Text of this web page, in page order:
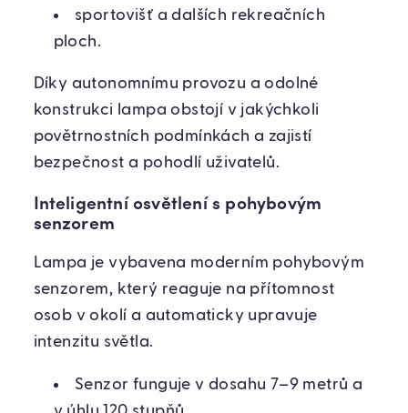
sportovišť a dalších rekreačních
ploch.
Díky autonomnímu provozu a odolné
konstrukci lampa obstojí v jakýchkoli
povětrnostních podmínkách a zajistí
bezpečnost a pohodlí uživatelů.
Inteligentní osvětlení s pohybovým
senzorem
Lampa je vybavena moderním pohybovým
senzorem, který reaguje na přítomnost
osob v okolí a automaticky upravuje
intenzitu světla.
Senzor funguje v dosahu 7–9 metrů a